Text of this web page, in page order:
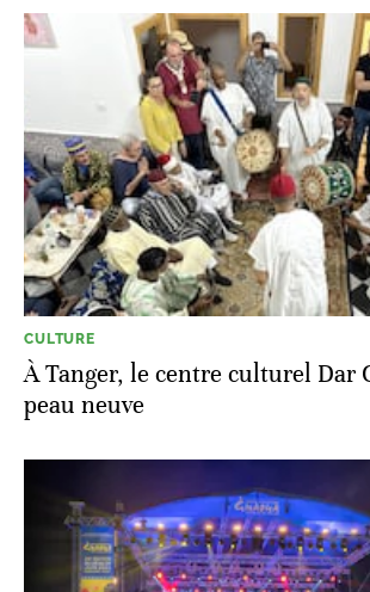
CULTURE
À Tanger, le centre culturel Dar
peau neuve